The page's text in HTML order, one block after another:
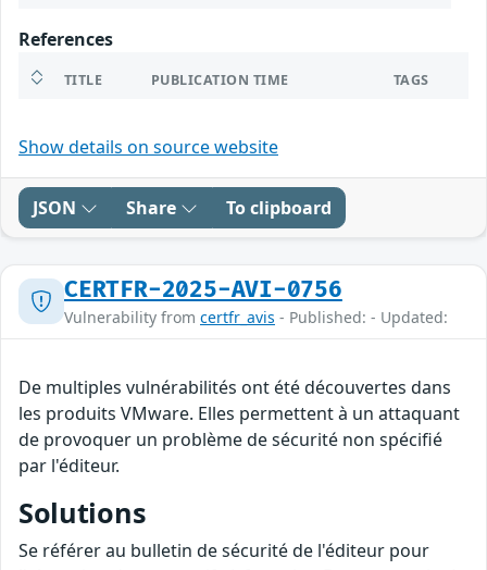
References
TITLE PUBLICATION TIME TAGS
Show details on source website
JSON Share To clipboard
CERTFR-2025-AVI-0756
Vulnerability from certfr_avis - Published: - Updated:
De multiples vulnérabilités ont été découvertes dans
les produits VMware. Elles permettent à un attaquant
de provoquer un problème de sécurité non spécifié
par l'éditeur.
Solutions
Se référer au bulletin de sécurité de l'éditeur pour